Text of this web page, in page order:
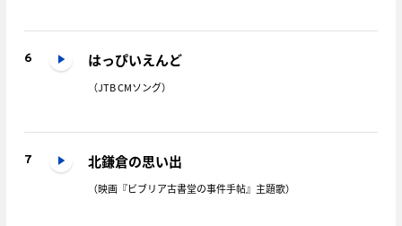
6 はっぴいえんど
（JTB CMソング）
7 北鎌倉の思い出
（映画『ビブリア古書堂の事件手帖』主題歌）